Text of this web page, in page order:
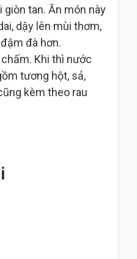
giòn tan. Ăn món này
dậy lên mùi thơm,
đà hơn.
Khi thì nước
tương hột, sả,
kèm theo rau